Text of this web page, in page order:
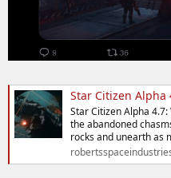
Star Citizen Alpha
Star Citizen Alpha
the abandoned
rocks and unearth as